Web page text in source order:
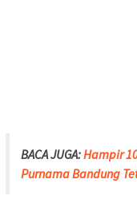
BACA JUGA:Hampir
Purnama Bandung